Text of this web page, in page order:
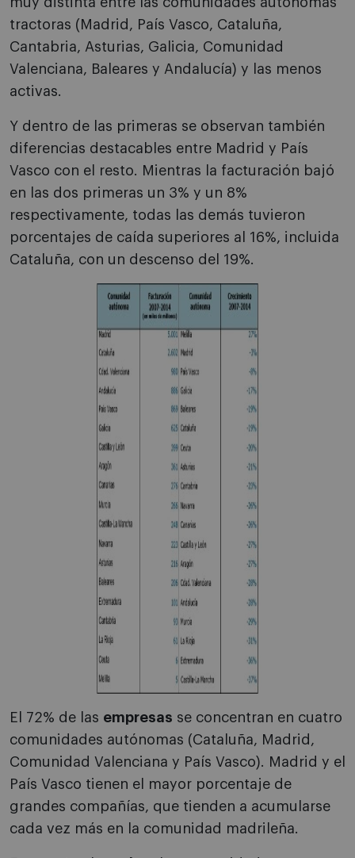
tractoras (Madrid, País Vasco, Cataluña,
Cantabria, Asturias, Galicia, Comunidad
Valenciana, Baleares y Andalucía) y las menos
activas.
Y dentro de las primeras se observan también
diferencias destacables entre Madrid y País
Vasco con el resto. Mientras la facturación bajó
en las dos primeras un 3% y un 8%
respectivamente, todas las demás tuvieron
porcentajes de caída superiores al 16%, incluida
Cataluña, con un descenso del 19%.
El 72% de las empresas se concentran en cuatro
comunidades autónomas (Cataluña, Madrid,
Comunidad Valenciana y País Vasco). Madrid y el
País Vasco tienen el mayor porcentaje de
grandes compañías, que tienden a acumularse
cada vez más en la comunidad madrileña.